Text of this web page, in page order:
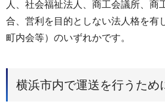
人、社会福祉法人、商工会議所、商
合、営利を目的としない法人格を有
町内会等）のいずれかです。
横浜市内で運送を行うため